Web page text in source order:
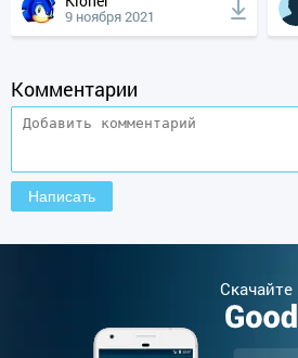
9 ноября 2021
Комментарии